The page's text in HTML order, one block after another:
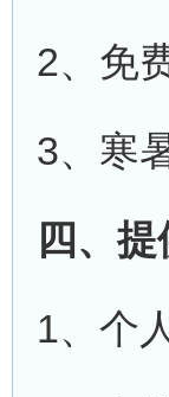
2、免
3、寒
四、提
1、个